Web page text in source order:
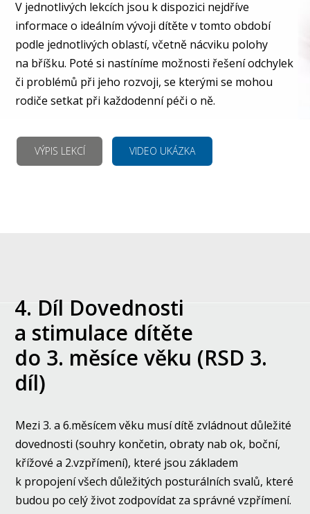
V jednotlivých lekcích jsou k dispozici nejdříve
informace o ideálním vývoji dítěte v tomto období
podle jednotlivých oblastí, včetně nácviku polohy
na bříšku. Poté si nastíníme možnosti řešení odchylek
či problémů při jeho rozvoji, se kterými se mohou
rodiče setkat při každodenní péči o ně.
VÝPIS LEKCÍ VIDEO UKÁZKA
4. Díl Dovednosti
a stimulace dítěte
do 3. měsíce věku (RSD 3.
díl)
Mezi 3. a 6.měsícem věku musí dítě zvládnout důležité
dovednosti (souhry končetin, obraty nab ok, boční,
křížové a 2.vzpřímení), které jsou základem
k propojení všech důležitých posturálních svalů, které
budou po celý život zodpovídat za správné vzpřímení.